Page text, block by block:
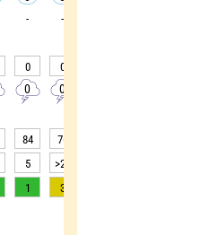
- -
0 0
0 0
84 76
5 >20
1 3